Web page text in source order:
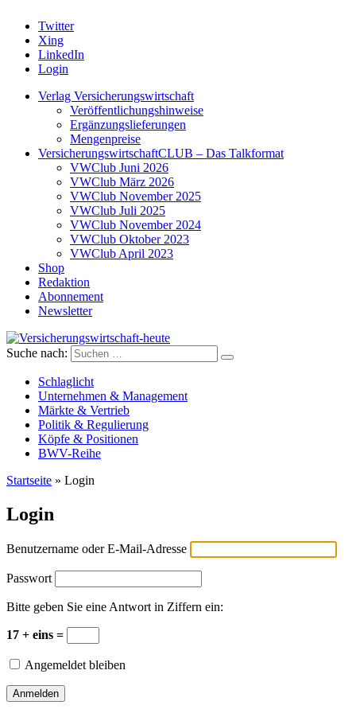
Twitter
Xing
LinkedIn
Login
Verlag Versicherungswirtschaft
Veröffentlichungshinweise
Ergänzungslieferungen
Mengenpreise
VersicherungswirtschaftCLUB – Das Talkformat
VWClub Juni 2026
VWClub März 2026
VWClub November 2025
VWClub Juli 2025
VWClub November 2024
VWClub Oktober 2023
VWClub April 2023
Shop
Redaktion
Abonnement
Newsletter
Versicherungswirtschaft-heute
Suche nach:
Schlaglicht
Unternehmen & Management
Märkte & Vertrieb
Politik & Regulierung
Köpfe & Positionen
BWV-Reihe
Startseite » Login
Login
Benutzername oder E-Mail-Adresse
Passwort
Bitte geben Sie eine Antwort in Ziffern ein:
17 + eins =
Angemeldet bleiben